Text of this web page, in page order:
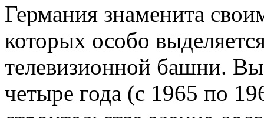
Германия знаменита
которых особо
телевизионной башни.
четыре года (с 1965 по